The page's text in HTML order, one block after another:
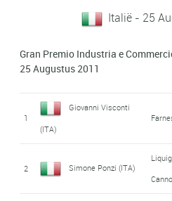
Italië - 25
Gran Premio Industria e
25 Augustus 2011
1
Giovanni Visconti
(ITA)
2 Simone Ponzi (ITA)